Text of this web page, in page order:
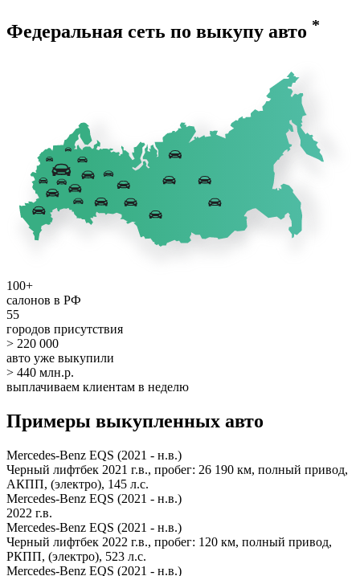
Федеральная сеть по выкупу авто *
100+
салонов в РФ
55
городов присутствия
> 220 000
авто уже выкупили
> 440 млн.р.
выплачиваем клиентам в неделю
Примеры выкупленных авто
Mercedes-Benz EQS (2021 - н.в.)
Черный лифтбек 2021 г.в., пробег: 26 190 км, полный привод,
АКПП, (электро), 145 л.с.
Mercedes-Benz EQS (2021 - н.в.)
2022 г.в.
Mercedes-Benz EQS (2021 - н.в.)
Черный лифтбек 2022 г.в., пробег: 120 км, полный привод,
РКПП, (электро), 523 л.с.
Mercedes-Benz EQS (2021 - н.в.)